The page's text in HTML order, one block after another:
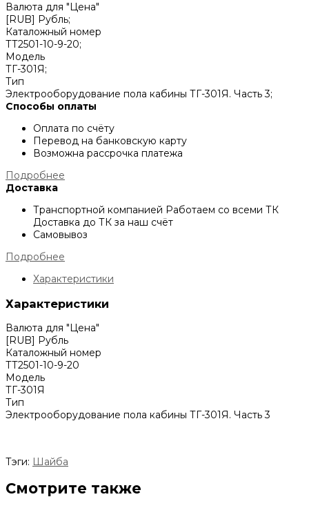
Валюта для "Цена"
[RUB] Рубль;
Каталожный номер
ТТ2501-10-9-20;
Модель
ТГ-301Я;
Тип
Электрооборудование пола кабины ТГ-301Я. Часть 3;
Способы оплаты
Оплата по счёту
Перевод на банковскую карту
Возможна рассрочка платежа
Подробнее
Доставка
Транспортной компанией Работаем со всеми ТК
Доставка до ТК за наш счёт
Самовывоз
Подробнее
Характеристики
Характеристики
Валюта для "Цена"
[RUB] Рубль
Каталожный номер
ТТ2501-10-9-20
Модель
ТГ-301Я
Тип
Электрооборудование пола кабины ТГ-301Я. Часть 3
Тэги: Шайба
Смотрите также